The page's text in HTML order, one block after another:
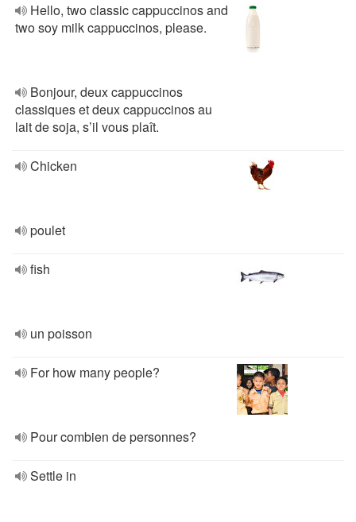
Hello, two classic cappuccinos and
two soy milk cappuccinos, please.
Bonjour, deux cappuccinos
classiques et deux cappuccinos au
lait de soja, s’il vous plaît.
Chicken
poulet
fish
un poisson
For how many people?
Pour combien de personnes?
Settle in